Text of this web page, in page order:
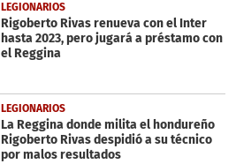
LEGIONARIOS
Rigoberto Rivas renueva con el Inter
hasta 2023, pero jugará a préstamo con
el Reggina
LEGIONARIOS
La Reggina donde milita el hondureño
Rigoberto Rivas despidió a su técnico
por malos resultados